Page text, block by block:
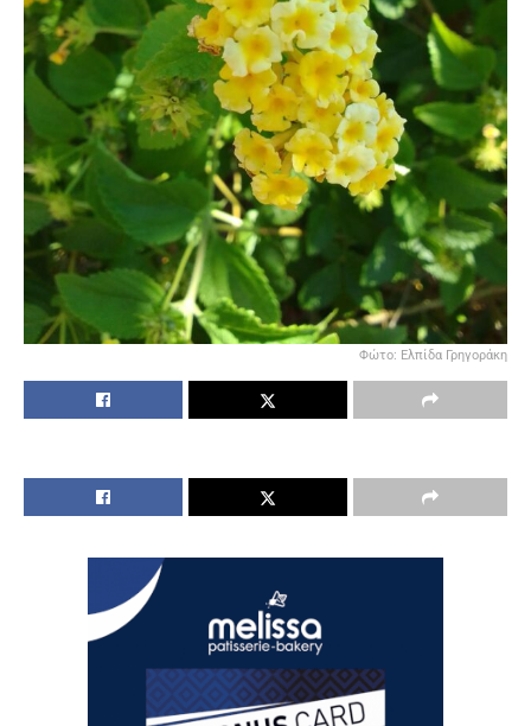
Φώτο: Ελπίδα Γρηγοράκη